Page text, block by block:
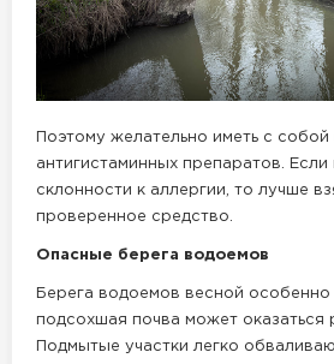
Поэтому желательно иметь с
антигистаминных препаратов.
склонности к аллергии, то лучше
проверенное средство.
Опасные берега водоемов
Берега водоемов весной
подсохшая почва может оказаться
Подмытые участки легко